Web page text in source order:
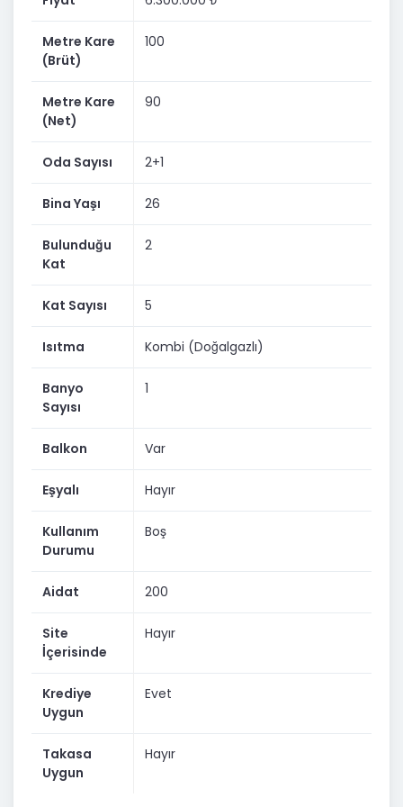
NEFES GAYRİMENKULDÜR
DETAYLI BİLGİ İÇİN LÜTFEN İLETİŞİME GEÇİNİZ
Göze MİT KAÇAR / Gayrimenkul Danışmanı / 0507 820
Metre Kare
(Brüt)
100
Metre Kare
(Net)
90
Oda Sayısı 2+1
Bina Yaşı 26
Bulunduğu
Kat
2
Kat Sayısı 5
Isıtma Kombi (Doğalgazlı)
Banyo
Sayısı
1
Balkon Var
Eşyalı Hayır
Kullanım
Durumu
Boş
Aidat 200
Site
İçerisinde
Hayır
Krediye
Uygun
Evet
Takasa
Uygun
Hayır